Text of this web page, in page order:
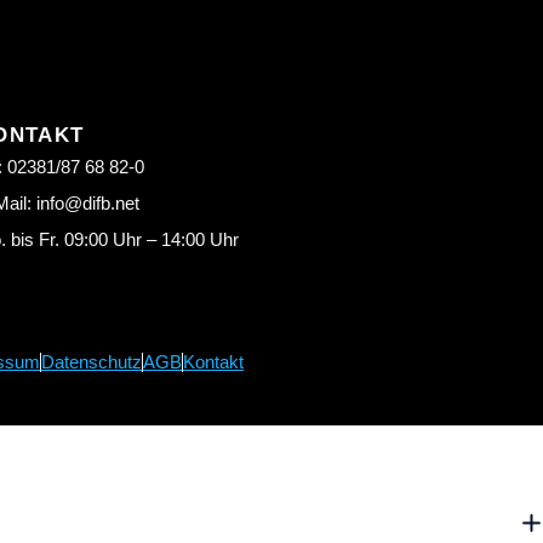
02381/87 68 82-0
info@difb.net
bis Fr. 09:00 Uhr – 14:00 Uhr
DatenschutzAGBKontakt